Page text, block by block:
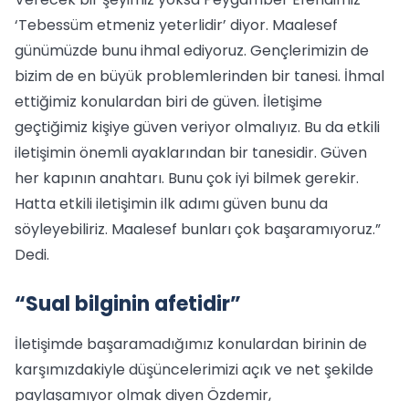
‘Tebessüm etmeniz yeterlidir’ diyor. Maalesef
günümüzde bunu ihmal ediyoruz. Gençlerimizin de
bizim de en büyük problemlerinden bir tanesi. İhmal
ettiğimiz konulardan biri de güven. İletişime
geçtiğimiz kişiye güven veriyor olmalıyız. Bu da etkili
iletişimin önemli ayaklarından bir tanesidir. Güven
her kapının anahtarı. Bunu çok iyi bilmek gerekir.
Hatta etkili iletişimin ilk adımı güven bunu da
söyleyebiliriz. Maalesef bunları çok başaramıyoruz.”
Dedi.
“Sual bilginin afetidir”
İletişimde başaramadığımız konulardan birinin de
karşımızdakiyle düşüncelerimizi açık ve net şekilde
paylaşamıyor olmak diyen Özdemir,